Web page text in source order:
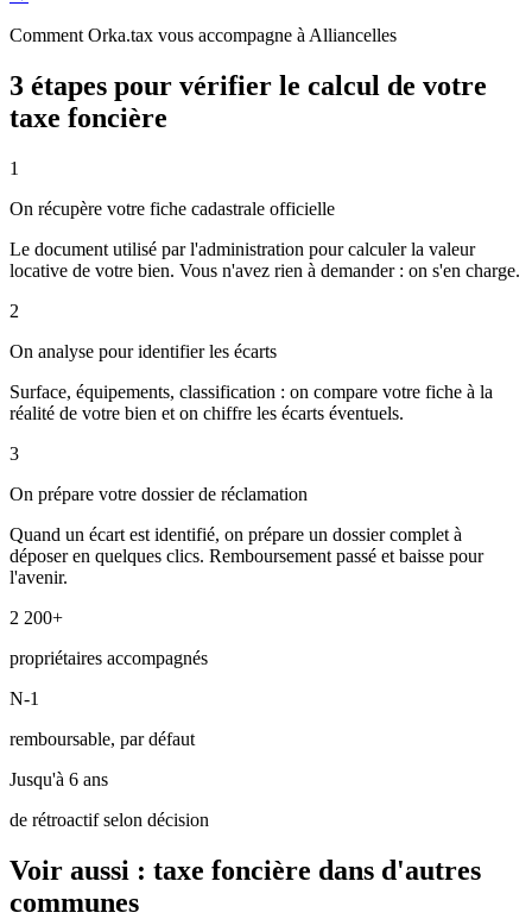
Comment Orka.tax vous accompagne à Alliancelles
3 étapes pour vérifier le calcul de votre
taxe foncière
1
On récupère votre fiche cadastrale officielle
Le document utilisé par l'administration pour calculer la valeur
locative de votre bien. Vous n'avez rien à demander : on s'en charge.
2
On analyse pour identifier les écarts
Surface, équipements, classification : on compare votre fiche à la
réalité de votre bien et on chiffre les écarts éventuels.
3
On prépare votre dossier de réclamation
Quand un écart est identifié, on prépare un dossier complet à
déposer en quelques clics. Remboursement passé et baisse pour
l'avenir.
2 200+
propriétaires accompagnés
N-1
remboursable, par défaut
Jusqu'à 6 ans
de rétroactif selon décision
Voir aussi : taxe foncière dans d'autres
communes